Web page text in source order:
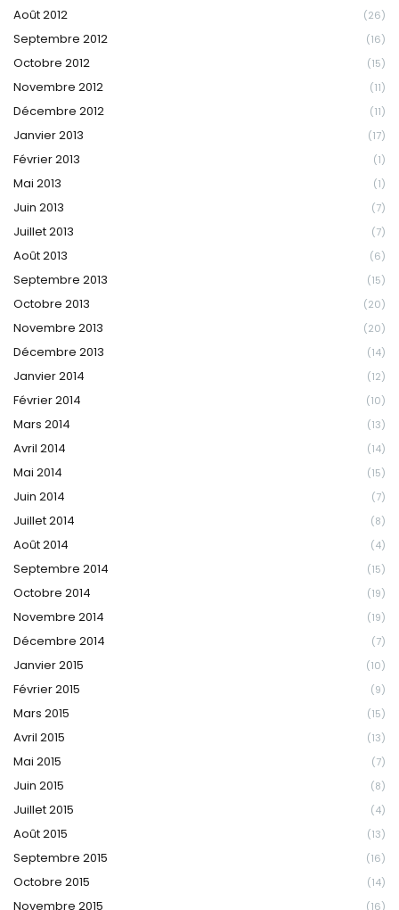
Août 2012 (26)
Septembre 2012 (16)
Octobre 2012 (15)
Novembre 2012 (11)
Décembre 2012 (11)
Janvier 2013 (17)
Février 2013 (1)
Mai 2013 (1)
Juin 2013 (7)
Juillet 2013 (7)
Août 2013 (6)
Septembre 2013 (15)
Octobre 2013 (20)
Novembre 2013 (20)
Décembre 2013 (14)
Janvier 2014 (12)
Février 2014 (10)
Mars 2014 (13)
Avril 2014 (14)
Mai 2014 (15)
Juin 2014 (7)
Juillet 2014 (8)
Août 2014 (4)
Septembre 2014 (15)
Octobre 2014 (19)
Novembre 2014 (19)
Décembre 2014 (7)
Janvier 2015 (10)
Février 2015 (9)
Mars 2015 (15)
Avril 2015 (13)
Mai 2015 (7)
Juin 2015 (8)
Juillet 2015 (4)
Août 2015 (13)
Septembre 2015 (16)
Octobre 2015 (14)
Novembre 2015 (16)